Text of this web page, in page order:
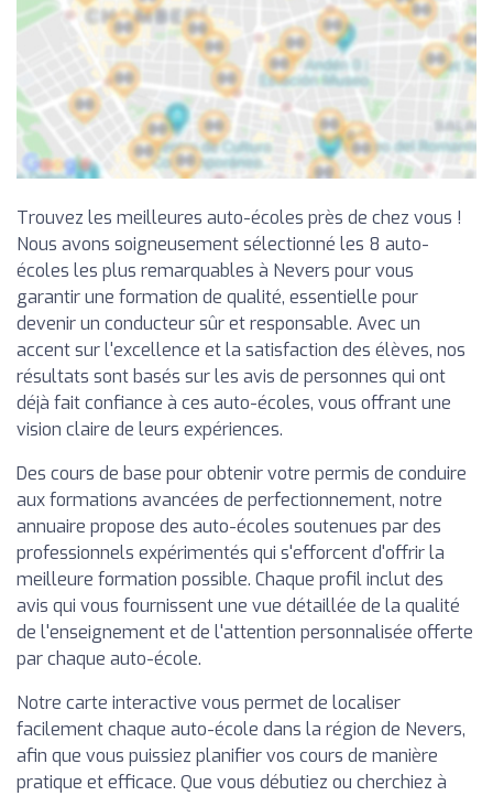
Trouvez les meilleures auto-écoles près de chez vous !
Nous avons soigneusement sélectionné les 8 auto-
écoles les plus remarquables à Nevers pour vous
garantir une formation de qualité, essentielle pour
devenir un conducteur sûr et responsable. Avec un
accent sur l'excellence et la satisfaction des élèves, nos
résultats sont basés sur les avis de personnes qui ont
déjà fait confiance à ces auto-écoles, vous offrant une
vision claire de leurs expériences.
Des cours de base pour obtenir votre permis de conduire
aux formations avancées de perfectionnement, notre
annuaire propose des auto-écoles soutenues par des
professionnels expérimentés qui s'efforcent d'offrir la
meilleure formation possible. Chaque profil inclut des
avis qui vous fournissent une vue détaillée de la qualité
de l'enseignement et de l'attention personnalisée offerte
par chaque auto-école.
Notre carte interactive vous permet de localiser
facilement chaque auto-école dans la région de Nevers,
afin que vous puissiez planifier vos cours de manière
pratique et efficace. Que vous débutiez ou cherchiez à